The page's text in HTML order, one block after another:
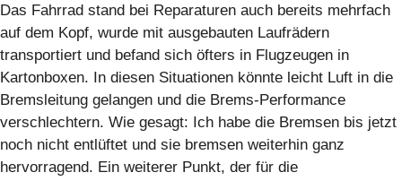
Das Fahrrad stand bei Reparaturen auch bereits mehrfach
auf dem Kopf, wurde mit ausgebauten Laufrädern
transportiert und befand sich öfters in Flugzeugen in
Kartonboxen. In diesen Situationen könnte leicht Luft in die
Bremsleitung gelangen und die Brems-Performance
verschlechtern. Wie gesagt: Ich habe die Bremsen bis jetzt
noch nicht entlüftet und sie bremsen weiterhin ganz
hervorragend. Ein weiterer Punkt, der für die